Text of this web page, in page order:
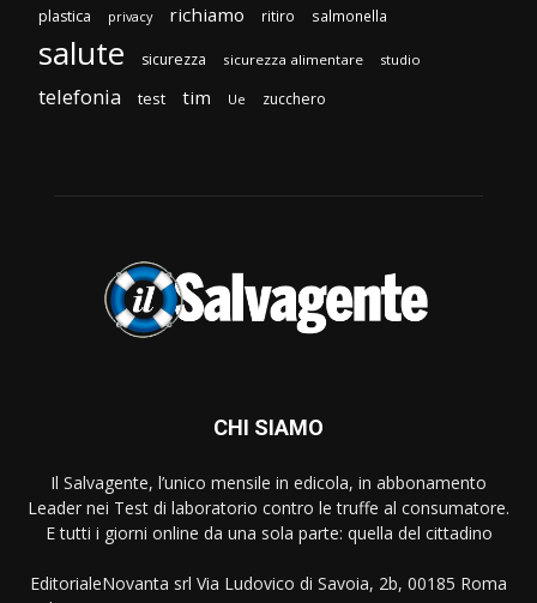
plastica privacy richiamo ritiro salmonella
salute sicurezza sicurezza alimentare studio
telefonia test tim Ue zucchero
CHI SIAMO
Il Salvagente, l’unico mensile in edicola, in abbonamento
Leader nei Test di laboratorio contro le truffe al consumatore.
E tutti i giorni online da una sola parte: quella del cittadino
EditorialeNovanta srl Via Ludovico di Savoia, 2b, 00185 Roma